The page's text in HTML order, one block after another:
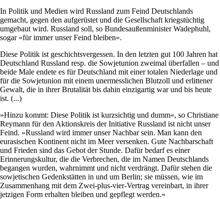
In Politik und Medien wird Russland zum Feind Deutschlands
gemacht, gegen den aufgerüstet und die Gesellschaft kriegstüchtig
umgebaut wird. Russland soll, so Bundesaußenminister Wadephuhl,
sogar »für immer unser Feind bleiben«.
Diese Politik ist geschichtsvergessen. In den letzten gut 100 Jahren hat
Deutschland Russland resp. die Sowjetunion zweimal überfallen – und
beide Male endete es für Deutschland mit einer totalen Niederlage und
für die Sowjetunion mit einem unermesslichen Blutzoll und erlittener
Gewalt, die in ihrer Brutalität bis dahin einzigartig war und bis heute
ist. (...)
»Hinzu kommt: Diese Politik ist kurzsichtig und dumm«, so Christiane
Reymann für den Aktionskreis der Initiative Russland ist nicht unser
Feind. »Russland wird immer unser Nachbar sein. Man kann den
eurasischen Kontinent nicht im Meer versenken. Gute Nachbarschaft
und Frieden sind das Gebot der Stunde. Dafür bedarf es einer
Erinnerungskultur, die die Verbrechen, die im Namen Deutschlands
begangen wurden, wahrnimmt und nicht verdrängt. Dafür stehen die
sowjetischen Gedenkstätten in und um Berlin; sie müssen, wie im
Zusammenhang mit dem Zwei-plus-vier-Vertrag vereinbart, in ihrer
jetzigen Form erhalten bleiben und gepflegt werden.«